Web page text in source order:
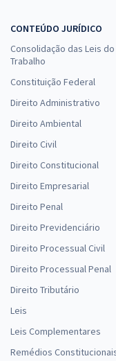
CONTEÚDO JURÍDICO
Consolidação das Leis do
Trabalho
Constituição Federal
Direito Administrativo
Direito Ambiental
Direito Civil
Direito Constitucional
Direito Empresarial
Direito Penal
Direito Previdenciário
Direito Processual Civil
Direito Processual Penal
Direito Tributário
Leis
Leis Complementares
Remédios